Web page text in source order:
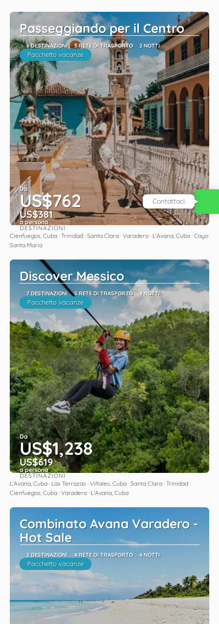
Passeggiando per il Centro
6 DESTINAZIONI 3 RETE DI TRASPORTO 2 NOTTI
Pacchetto vacanze
Da
US$762
US$381
a persona
Vedere
DESTINAZIONI
Cienfuegos, Cuba · Trinidad · Santa Clara · Varadero · L'Avana, Cuba · Cayo
Santa Maria
Discover Messico
7 DESTINAZIONI 5 RETE DI TRASPORTO 4 NOTTI
Pacchetto vacanze
Da
US$1,238
US$619
a persona
Vedere
DESTINAZIONI
L'Avana, Cuba · Las Terrazas · Viñales, Cuba · Santa Clara · Trinidad ·
Cienfuegos, Cuba · Varadero · L'Avana, Cuba
Combinato Avana Varadero -
Hot Sale
2 DESTINAZIONI 4 RETE DI TRASPORTO 4 NOTTI
Pacchetto vacanze
Contattaci